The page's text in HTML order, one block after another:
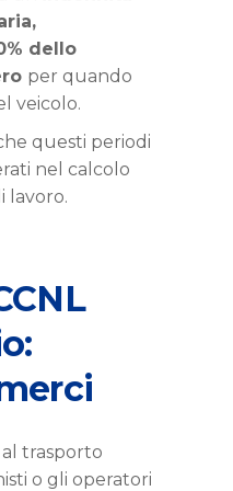
dello
per quando
veicolo.
questi periodi
nel calcolo
lavoro.
trasporto
o gli operatori